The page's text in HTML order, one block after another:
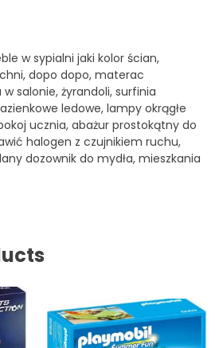
w sypialni jaki kolor ścian,
dopo dopo, materac
salonie, żyrandoli, surfinia
ledowe, lampy okrągłe
ucznia, abażur prostokątny do
halogen z czujnikiem ruchu,
dozownik do mydła, mieszkania